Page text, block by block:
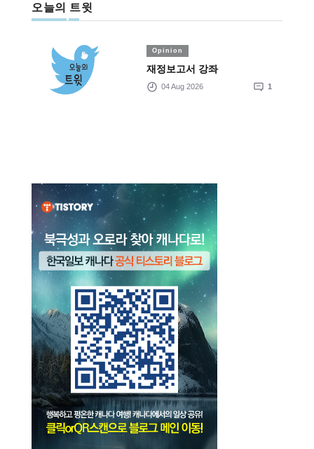
오늘의 트윗
Opinion
재정보고서 강좌
04 Aug 2026 1